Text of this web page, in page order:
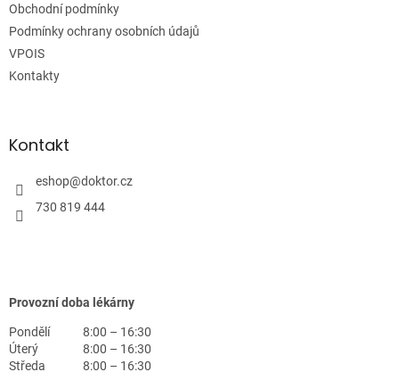
Obchodní podmínky
Podmínky ochrany osobních údajů
VPOIS
Kontakty
Kontakt
eshop@doktor.cz
730 819 444
Provozní doba lékárny
Pondělí
8:00 – 16:30
Úterý
8:00 – 16:30
Středa
8:00 – 16:30